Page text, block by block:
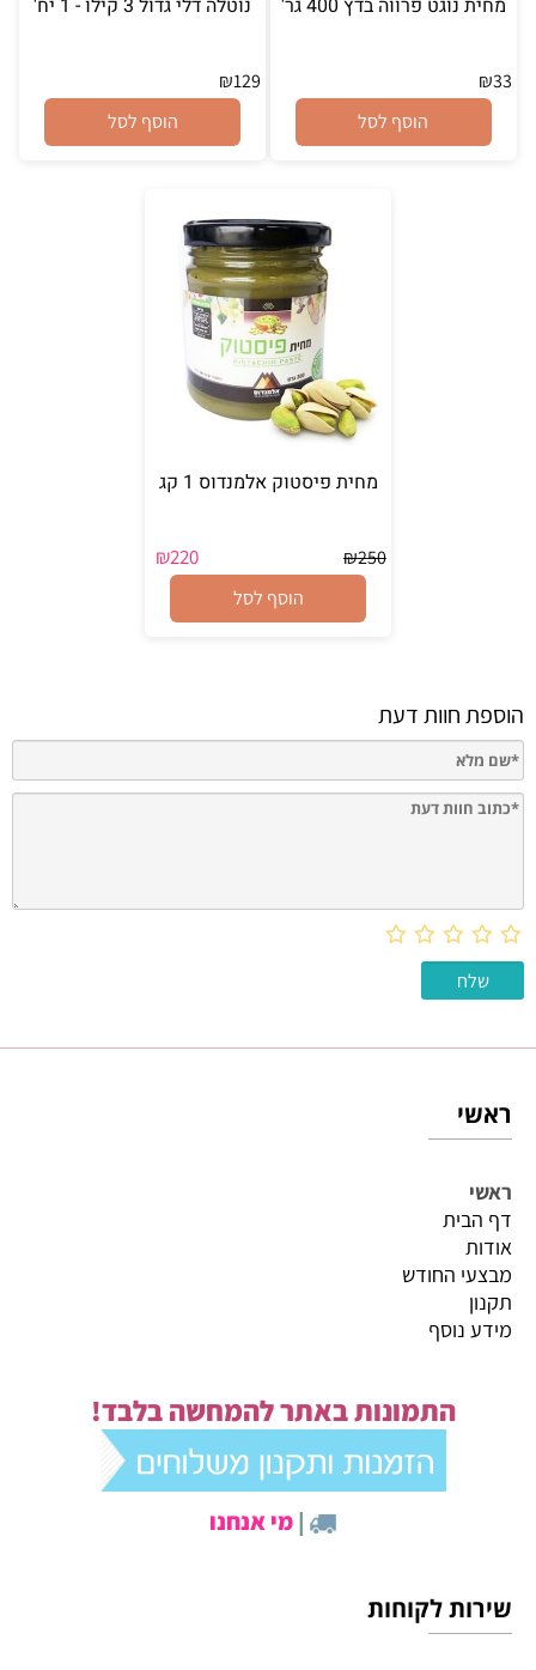
₪33
הוסף לסל
₪129
הוסף לסל
מחית פיסטוק אלמנדוס 1 קג
₪250
₪220
הוסף לסל
הוספת חוות דעת
ראשי
ראשי
דף הבית
אודות
מבצעי החודש
תקנון
מידע נוסף
התמונות באתר להמחשה בלבד!
|מי אנחנו
שירות לקוחות